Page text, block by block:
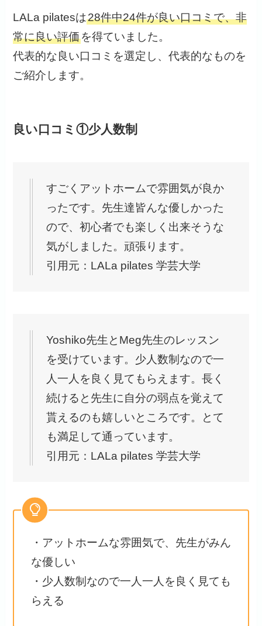
LALa pilatesは28件中24件が良い口コミで、非
常に良い評価を得ていました。
代表的な良い口コミを選定し、代表的なものを
ご紹介します。
良い口コミ①少人数制
すごくアットホームで雰囲気が良か
ったです。先生達皆んな優しかった
ので、初心者でも楽しく出来そうな
気がしました。頑張ります。
引用元：LALa pilates 学芸大学
Yoshiko先生とMeg先生のレッスン
を受けています。少人数制なので一
人一人を良く見てもらえます。長く
続けると先生に自分の弱点を覚えて
貰えるのも嬉しいところです。とて
も満足して通っています。
引用元：LALa pilates 学芸大学
・アットホームな雰囲気で、先生がみん
な優しい
・少人数制なので一人一人を良く見ても
らえる